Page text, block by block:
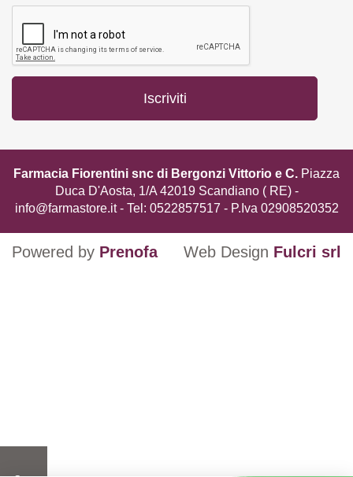
Farmacia Fiorentini snc di Bergonzi Vittorio e C. Piazza
Duca D'Aosta, 1/A 42019 Scandiano ( RE) -
info@farmastore.it- Tel: 0522857517 - P.Iva 02908520352
Powered by Prenofa Web Design Fulcri srl